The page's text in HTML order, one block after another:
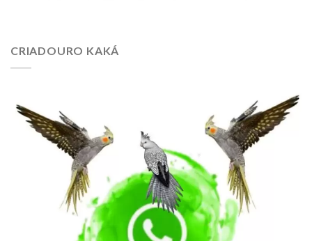
CRIADOURO KAKÁ